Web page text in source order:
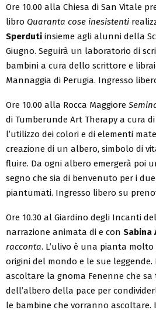
Ore 10.00 alla Chiesa di San Vitale
libro Quaranta cose inesistenti
Sperduti insieme agli alunni della
Giugno. Seguirà un laboratorio di
bambini a cura dello scrittore e
Mannaggia di Perugia. Ingresso
Ore 10.00 alla Rocca Maggiore
di Tumberunde Art Therapy a cura di
l’utilizzo dei colori e di elementi
creazione di un albero, simbolo di
fluire. Da ogni albero emergerà poi
segno che sia di benvenuto per i
piantumati. Ingresso libero su
Ore 10.30 al Giardino degli Incanti
narrazione animata di e con Sabina
racconta. L’ulivo è una pianta molto
origini del mondo e le sue leggende.
ascoltare la gnoma Fenenne che
dell’albero della pace per
le bambine che vorranno ascoltare.